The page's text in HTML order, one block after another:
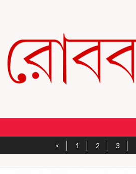
< 1 2 3